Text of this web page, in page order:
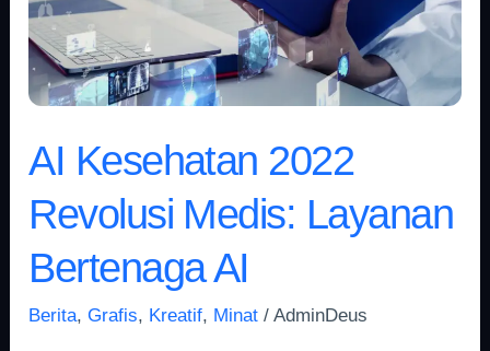
AI Kesehatan 2022
Revolusi Medis: Layanan
Bertenaga AI
Berita,Grafis, Kreatif, Minat /AdminDeus
Bertenaga
AI